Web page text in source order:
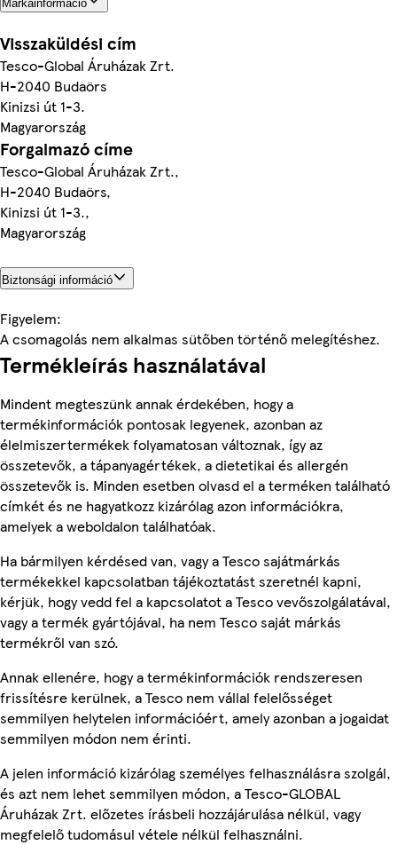
Márkainformáció
Visszaküldési cím
Tesco-Global Áruházak Zrt.
H-2040 Budaörs
Kinizsi út 1-3.
Magyarország
Forgalmazó címe
Tesco-Global Áruházak Zrt.,
H-2040 Budaörs,
Kinizsi út 1-3.,
Magyarország
Biztonsági információ
Figyelem:
A csomagolás nem alkalmas sütőben történő melegítéshez.
Termékleírás használatával
Mindent megteszünk annak érdekében, hogy a
termékinformációk pontosak legyenek, azonban az
élelmiszertermékek folyamatosan változnak, így az
összetevők, a tápanyagértékek, a dietetikai és allergén
összetevők is. Minden esetben olvasd el a terméken található
címkét és ne hagyatkozz kizárólag azon információkra,
amelyek a weboldalon találhatóak.
Ha bármilyen kérdésed van, vagy a Tesco sajátmárkás
termékekkel kapcsolatban tájékoztatást szeretnél kapni,
kérjük, hogy vedd fel a kapcsolatot a Tesco vevőszolgálatával,
vagy a termék gyártójával, ha nem Tesco saját márkás
termékről van szó.
Annak ellenére, hogy a termékinformációk rendszeresen
frissítésre kerülnek, a Tesco nem vállal felelősséget
semmilyen helytelen információért, amely azonban a jogaidat
semmilyen módon nem érinti.
A jelen információ kizárólag személyes felhasználásra szolgál,
és azt nem lehet semmilyen módon, a Tesco-GLOBAL
Áruházak Zrt. előzetes írásbeli hozzájárulása nélkül, vagy
megfelelő tudomásul vétele nélkül felhasználni.